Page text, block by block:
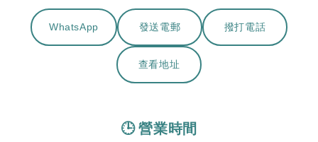
WhatsApp 發送電郵 撥打電話
查看地址
🕒 營業時間